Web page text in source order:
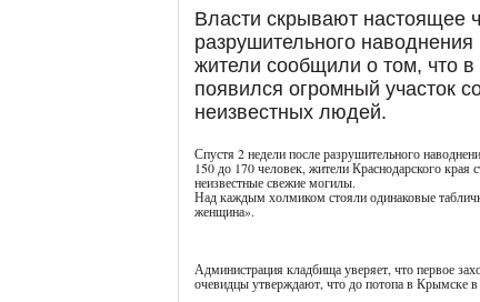
Власти скрывают настоящее
разрушительного
жители сообщили о том, что
появился огромный участок
неизвестных людей.
Спустя 2 недели после разрушительного
150 до 170 человек, жители Краснодарского края
неизвестные свежие могилы.
Над каждым холмиком стояли одинаковые
женщина».
Администрация кладбища уверяет, что первое
очевидцы утверждают, что до потопа в Крымске